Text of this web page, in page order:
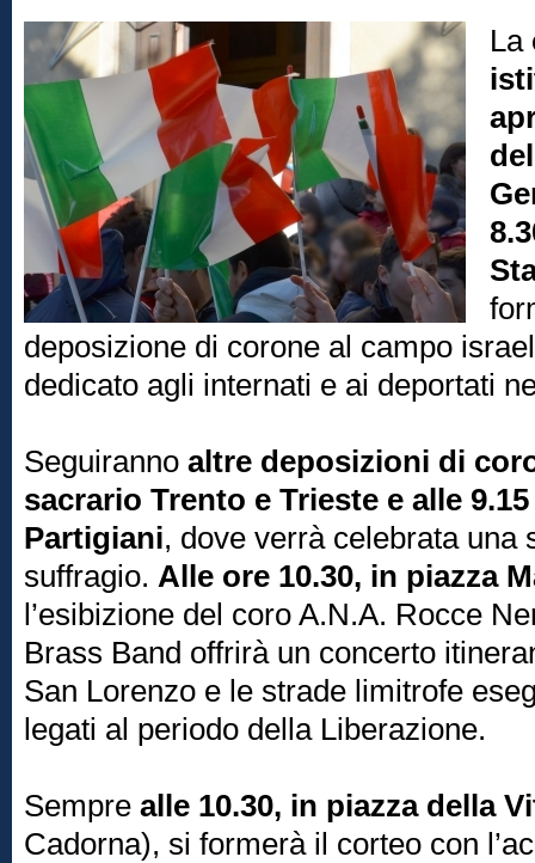
La
deposizione di corone al campo
dedicato agli internati e ai deportati
Seguiranno altre deposizioni di
sacrario Trento e Trieste e alle
Partigiani, dove verrà celebrata una
suffragio. Alle ore 10.30, in piazza
l’esibizione del coro A.N.A. Rocce
Brass Band offrirà un concerto
San Lorenzo e le strade limitrofe
legati al periodo della Liberazione.
Sempre alle 10.30, in piazza della
Cadorna), si formerà il corteo con